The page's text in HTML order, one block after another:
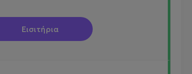
Εισιτήρια